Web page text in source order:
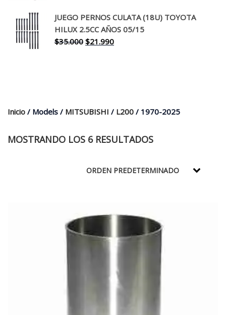
original
era:
$30.000.
actual
es:
$17.990.
JUEGO PERNOS CULATA (18U) TOYOTA
HILUX 2.5CC AÑOS 05/15
$35.000 El
$21.990El
Inicio / Models / MITSUBISHI / L200 / 1970-2025
MOSTRANDO LOS 6 RESULTADOS